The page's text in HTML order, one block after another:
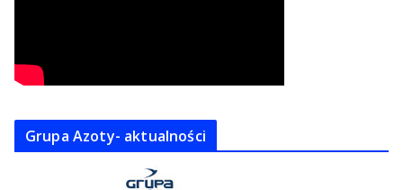
Grupa Azoty- aktualności